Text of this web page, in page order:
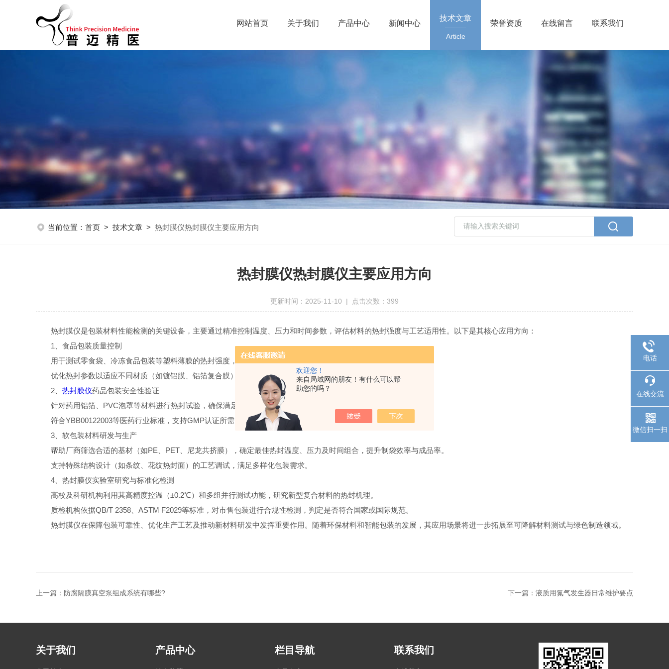
欢迎您！
来自局域网的朋友！有什么可以帮
助您的吗？
网站首页 关于我们 产品中心 新闻中心
技术文章
Article
荣誉资质 在线留言 联系我们
当前位置： 首页 > 技术文章 > 热封膜仪热封膜仪主要应用方向
热封膜仪热封膜仪主要应用方向
更新时间：2025-11-10 | 点击次数：399
热封膜仪是包装材料性能检测的关键设备，主要通过精准控制温度、压力和时间参数，评估材料的热封强度与工艺适用性。以下是其核心应用方向：
1、食品包装质量控制
用于测试零食袋、冷冻食品包装等塑料薄膜的热封强度，确保密封性符合食品安全标准。
优化热封参数以适应不同材质（如镀铝膜、铝箔复合膜），防止因封口不牢导致内容物变质或泄漏。
2、 热封膜仪药品包装安全性验证
针对药用铝箔、PVC泡罩等材料进行热封试验，确保满足防潮、防氧化要求，避免药品受污染。
符合YBB00122003等医药行业标准，支持GMP认证所需的工艺数据追溯。
3、软包装材料研发与生产
帮助厂商筛选合适的基材（如PE、PET、尼龙共挤膜），确定最佳热封温度、压力及时间组合，提升制袋效率与成品率。
支持特殊结构设计（如条纹、花纹热封面）的工艺调试，满足多样化包装需求。
4、热封膜仪实验室研究与标准化检测
高校及科研机构利用其高精度控温（±0.2℃）和多组并行测试功能，研究新型复合材料的热封机理。
质检机构依据QB/T 2358、ASTM F2029等标准，对市售包装进行合规性检测，判定是否符合国家或国际规范。
热封膜仪在保障包装可靠性、优化生产工艺及推动新材料研发中发挥重要作用。随着环保材料和智能包装的发展，其应用场景将进一步拓展至可降解材料测试与绿色制造领域。
上一篇： 防腐隔膜真空泵组成系统有哪些? 下一篇： 液质用氮气发生器日常维护要点
关于我们 产品中心 栏目导航 联系我们
电话
在线交流
微信扫一扫